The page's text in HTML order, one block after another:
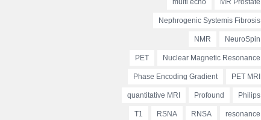
MR Prostate
multi echo
Nephrogenic Systemis Fibrosis
NeuroSpin
NMR
Nuclear Magnetic Resonance
PET
PET MRI
Phase Encoding Gradient
Philips
Profound
quantitative MRI
resonance
RNSA
RSNA
T1